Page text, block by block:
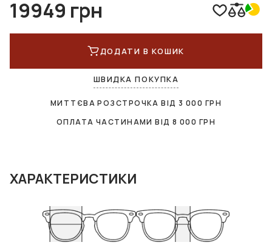
19949 грн
ДОДАТИ В КОШИК
ШВИДКА ПОКУПКА
МИТТЄВА РОЗСТРОЧКА ВІД 3 000 ГРН
ОПЛАТА ЧАСТИНАМИ ВІД8 000 ГРН
ХАРАКТЕРИСТИКИ